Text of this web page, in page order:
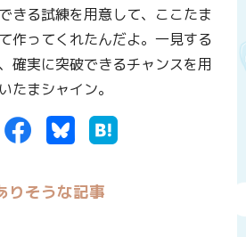
きる試練を用意して、ここたま
作ってくれたんだよ。一見する
確実に突破できるチャンスを用
たまシャイン。
TwitterFacebookBluesky
りそうな記事